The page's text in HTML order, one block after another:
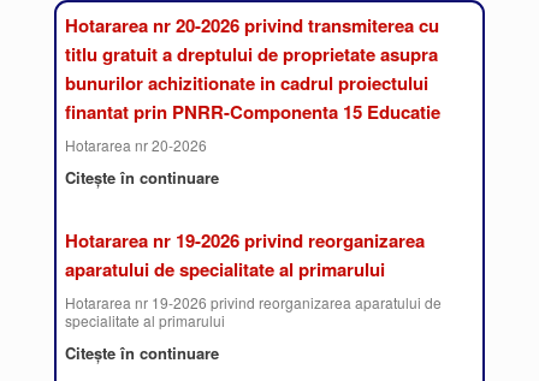
Hotararea nr 20-2026 privind transmiterea cu
titlu gratuit a dreptului de proprietate asupra
bunurilor achizitionate in cadrul proiectului
finantat prin PNRR-Componenta 15 Educatie
Hotararea nr 20-2026
Citește în continuare
Hotararea nr 19-2026 privind reorganizarea
aparatului de specialitate al primarului
Hotararea nr 19-2026 privind reorganizarea aparatului de
specialitate al primarului
Citește în continuare